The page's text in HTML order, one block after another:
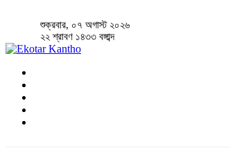
শুক্রবার, ০৭ অগাস্ট ২০২৬
২২ শ্রাবণ ১৪৩৩ বঙ্গাব্দ